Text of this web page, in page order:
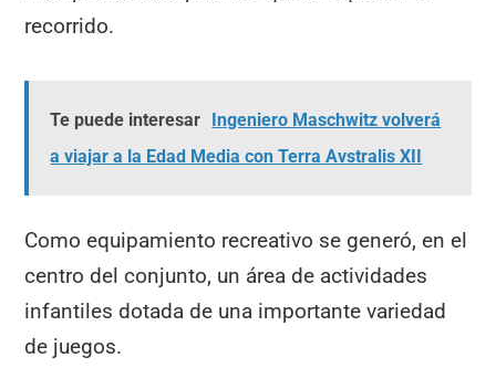
recorrido.
Te puede interesar Ingeniero Maschwitz volverá
a viajar a la Edad Media con Terra Avstralis XII
Como equipamiento recreativo se generó, en el
centro del conjunto, un área de actividades
infantiles dotada de una importante variedad
de juegos.